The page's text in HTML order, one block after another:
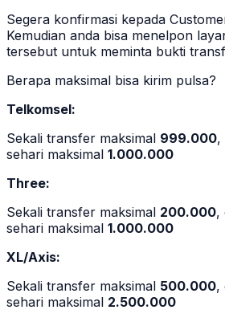
Segera konfirmasi kepada
Kemudian anda bisa menelpon
tersebut untuk meminta bukti
Berapa maksimal bisa kirim pulsa?
Telkomsel:
Sekali transfer maksimal 999.000,
sehari maksimal 1.000.000
Three:
Sekali transfer maksimal 200.000,
sehari maksimal 1.000.000
XL/Axis:
Sekali transfer maksimal 500.000,
sehari maksimal 2.500.000